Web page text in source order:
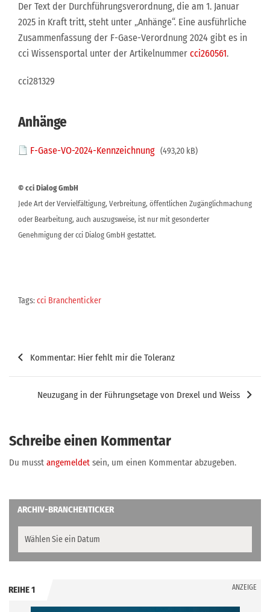
Der Text der Durchführungsverordnung, die am 1. Januar
2025 in Kraft tritt, steht unter „Anhänge“. Eine ausführliche
Zusammenfassung der F-Gase-Verordnung 2024 gibt es in
cci Wissensportal unter der Artikelnummer cci260561.
cci281329
Anhänge
F-Gase-VO-2024-Kennzeichnung (493,20 kB)
© cci Dialog GmbH
Jede Art der Vervielfältigung, Verbreitung, öffentlichen Zugänglichmachung
oder Bearbeitung, auch auszugsweise, ist nur mit gesonderter
Genehmigung der cci Dialog GmbH gestattet.
Tags:cci Branchenticker
Beitragsnavigation
Kommentar: Hier fehlt mir die Toleranz
Neuzugang in der Führungsetage von Drexel und Weiss
Schreibe einen Kommentar
Du musst angemeldet sein, um einen Kommentar abzugeben.
ARCHIV-BRANCHENTICKER
REIHE 1 ANZEIGE